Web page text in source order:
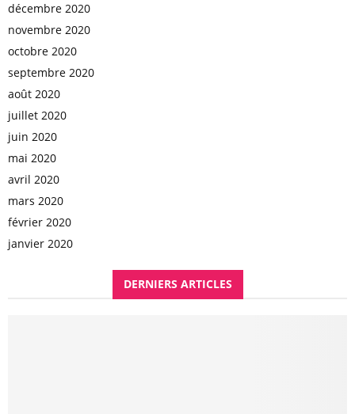
décembre 2020
novembre 2020
octobre 2020
septembre 2020
août 2020
juillet 2020
juin 2020
mai 2020
avril 2020
mars 2020
février 2020
janvier 2020
DERNIERS ARTICLES